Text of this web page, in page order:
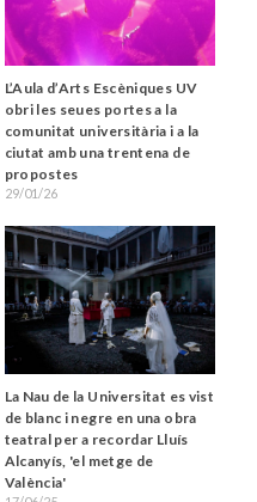
L’Aula d’Arts Escèniques UV
obri les seues portes a la
comunitat universitària i a la
ciutat amb una trentena de
propostes
29/01/26
La Nau de la Universitat es vist
de blanc i negre en una obra
teatral per a recordar Lluís
Alcanyís, 'el metge de
València'